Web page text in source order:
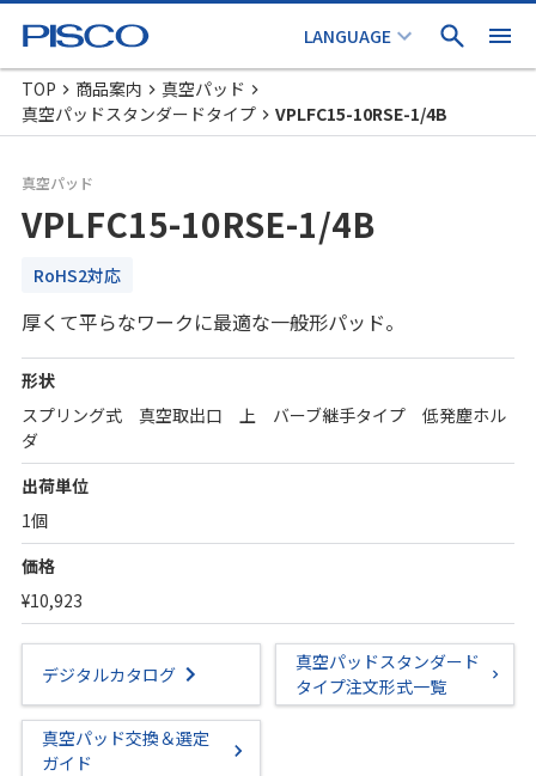
TOP 商品案内
真空パッド
真空パッドスタンダードタイプ
VPLFC15-10RSE-1/4B
真空パッド
VPLFC15-10RSE-1/4B
RoHS2対応
厚くて平らなワークに最適な一般形パッド。
形状
スプリング式 真空取出口 上 バーブ継手タイプ 低発塵ホル
ダ
出荷単位
1個
価格
¥10,923
デジタルカタログ
真空パッドスタンダード
タイプ注文形式一覧
真空パッド交換＆選定
ガイド